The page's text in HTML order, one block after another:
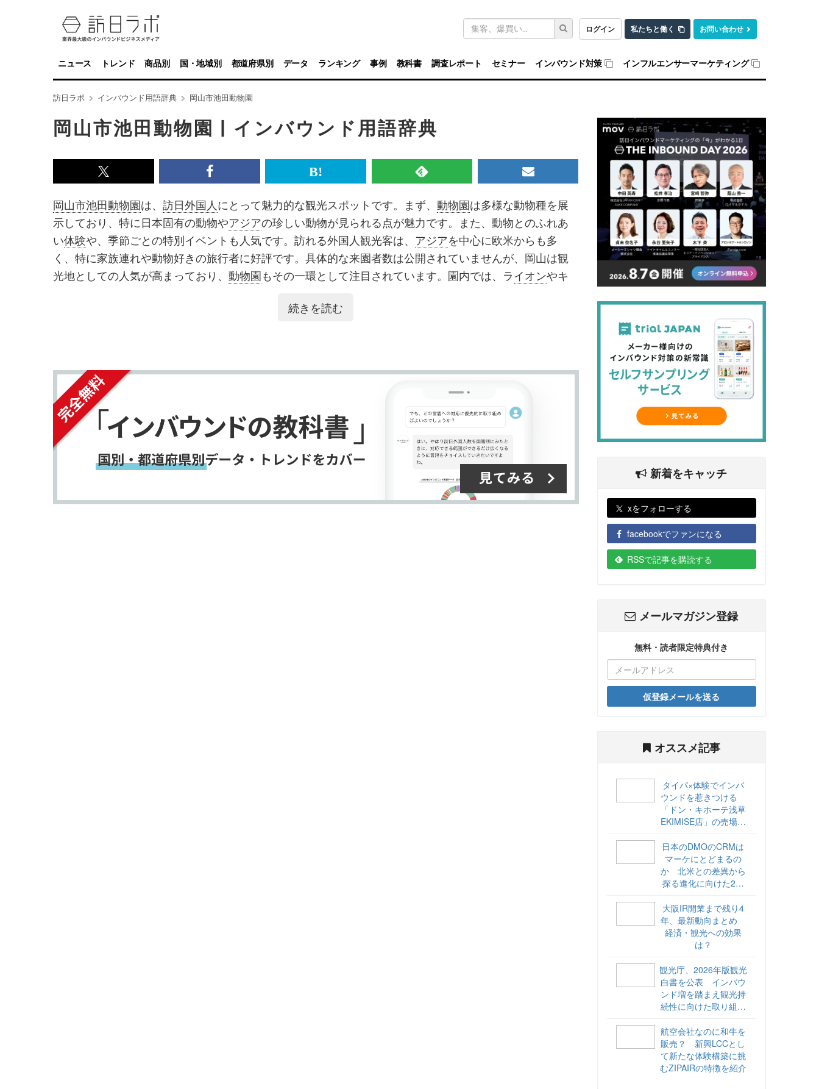
ログイン 私たちと働く お問い合わせ
キ
ワ
ド
検
索
ニュース トレンド 商品別 国・地域別 都道府県別 データ ランキング 事例 教科書 調査レポート セミナー インバウンド対策 インフルエンサーマーケティング
訪日ラボ インバウンド用語辞典 岡山市池田動物園
岡山市池田動物園 | インバウンド用語辞典
x<br>
で
記
事
を
シ
Facebook<br>
で
記
事
を
シ
は
て
な
ブ
ッ
ク
ー
追
RSS
で
記
事
を
購
メ
ル
マ
ガ
登
録
岡山市池田動物園は、 訪日外国人にとって魅力的な観光スポットです。まず、 動物園は多様な動物種を展
示しており、特に日本固有の動物やアジアの珍しい動物が見られる点が魅力です。また、動物とのふれあ
い体験や、季節ごとの特別イベントも人気です。訪れる外国人観光客は、 アジアを中心に欧米からも多
く、特に家族連れや動物好きの旅行者に好評です。具体的な来園者数は公開されていませんが、岡山は観
光地としての人気が高まっており、 動物園もその一環として注目されています。園内では、ライオンやキ
に位置し、アクセスも良好で、観光ルートに組み込みやすい点も魅力です。
続きを読む
新着をキャッチ
xをフォローする
facebookでファンになる
RSSで記事を購読する
メールマガジン登録
無料・読者限定特典付き
仮登録メールを送る
オススメ記事
タイパ×体験でインバ
ウンドを惹きつける
「ドン・キホーテ浅草
EKIMISE店」の売場づ
日本のDMOのCRMは
マーケにとどまるの
か 北米との差異から
探る進化に向けた2ス
海外DMOのリアル
vol.6】
大阪IR開業まで残り4
年、最新動向まとめ
経済・観光への効果
は？
観光庁、2026年版観光
白書を公表 インバウ
ンド増を踏まえ観光持
続性に向けた取り組み
航空会社なのに和牛を
販売？ 新興LCCとし
て新たな体験構築に挑
むZIPAIRの特徴を紹介